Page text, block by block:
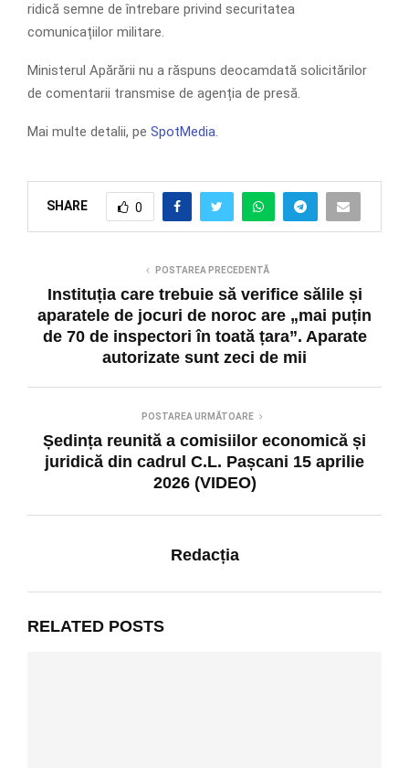
ridică semne de întrebare privind securitatea
comunicațiilor militare.
Ministerul Apărării nu a răspuns deocamdată solicitărilor
de comentarii transmise de agenția de presă.
Mai multe detalii, pe SpotMedia.
SHARE 0
POSTAREA PRECEDENTĂ
Instituția care trebuie să verifice sălile și
aparatele de jocuri de noroc are „mai puțin
de 70 de inspectori în toată țara”. Aparate
autorizate sunt zeci de mii
POSTAREA URMĂTOARE
Ședința reunită a comisiilor economică și
juridică din cadrul C.L. Pașcani 15 aprilie
2026 (VIDEO)
Redacția
RELATED POSTS